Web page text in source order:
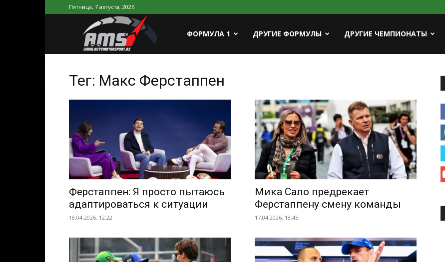
Пятница, 7 августа, 2026
AutoMotorSport
ФОРМУЛА 1 ДРУГИЕ ФОРМУЛЫ ДРУГИЕ ЧЕМПИОНАТЫ
Тег: Макс Ферстаппен
Ферстаппен: Я просто пытаюсь
адаптироваться к ситуации
18.04.2026, 12:22
Мика Сало предрекает
Ферстаппену смену команды
17.04.2026, 18:45